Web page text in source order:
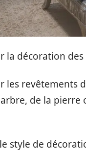
la décoration
les revêtements
de la
style de